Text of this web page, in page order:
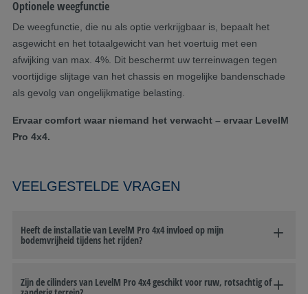
Optionele weegfunctie
De weegfunctie, die nu als optie verkrijgbaar is, bepaalt het
asgewicht en het totaalgewicht van het voertuig met een
afwijking van max. 4%. Dit beschermt uw terreinwagen tegen
voortijdige slijtage van het chassis en mogelijke bandenschade
als gevolg van ongelijkmatige belasting.
Ervaar comfort waar niemand het verwacht – ervaar LevelM
Pro 4x4.
VEELGESTELDE VRAGEN
Heeft de installatie van LevelM Pro 4x4 invloed op mijn
bodemvrijheid tijdens het rijden?
Zijn de cilinders van LevelM Pro 4x4 geschikt voor ruw, rotsachtig of